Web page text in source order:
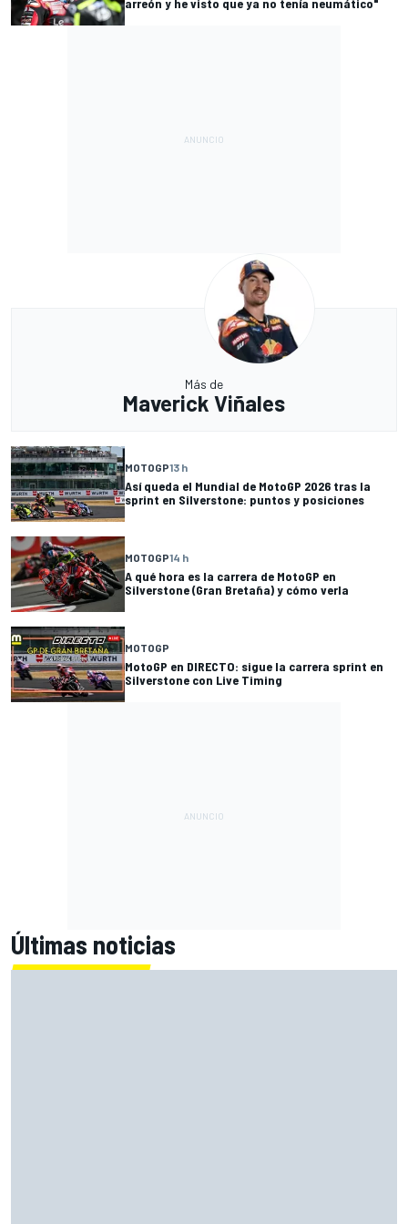
arreón y he visto que ya no tenía neumático"
Más de
Maverick Viñales
MOTOGP13 h
Así queda el Mundial de MotoGP 2026 tras la
sprint en Silverstone: puntos y posiciones
MOTOGP14 h
A qué hora es la carrera de MotoGP en
Silverstone (Gran Bretaña) y cómo verla
MOTOGP
MotoGP en DIRECTO: sigue la carrera sprint en
Silverstone con Live Timing
Últimas noticias